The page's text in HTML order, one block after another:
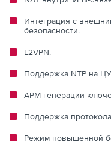
Интеграция с
безопасности.
L2VPN.
Поддержка NTP на
АРМ генерации
Поддержка
Режим повышенной